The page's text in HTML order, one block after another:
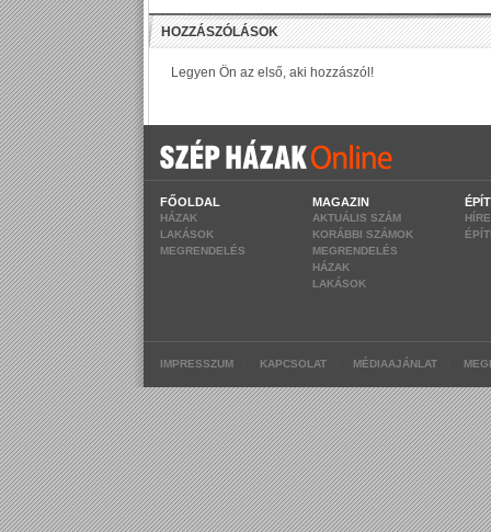
FŐOLDAL
HÁZAK
LAKÁSOK
MEGRENDELÉS
MAGAZIN
AKTUÁLIS SZÁM
KORÁBBI SZÁMOK
MEGRENDELÉS
HÁZAK
LAKÁSOK
IMPRESSZUM KAPCSOLAT MÉDIAAJÁNLAT